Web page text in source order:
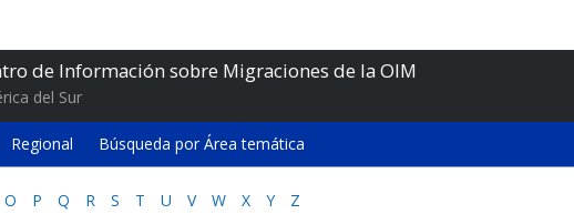
de Información sobre Migraciones de la OIM
del Sur
Regional Búsqueda por Área temática
O P Q R S T U V W X Y Z